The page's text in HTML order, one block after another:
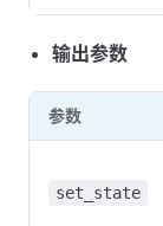
输出参数
参数
set_state